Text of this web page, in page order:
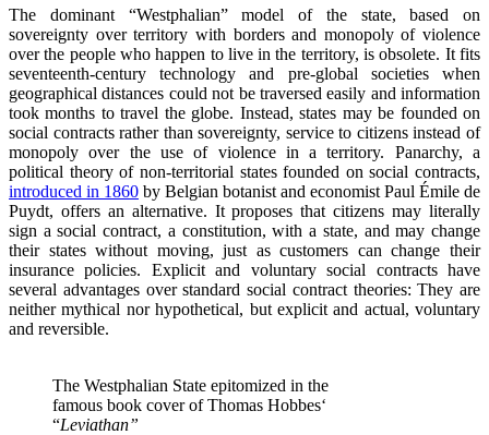
The dominant “Westphalian” model of the state, based on
sovereignty over territory with borders and monopoly of violence
over the people who happen to live in the territory, is obsolete. It fits
seventeenth-century technology and pre-global societies when
geographical distances could not be traversed easily and information
took months to travel the globe. Instead, states may be founded on
social contracts rather than sovereignty, service to citizens instead of
monopoly over the use of violence in a territory. Panarchy, a
political theory of non-territorial states founded on social contracts,
introduced in 1860 by Belgian botanist and economist Paul Émile de
Puydt, offers an alternative. It proposes that citizens may literally
sign a social contract, a constitution, with a state, and may change
their states without moving, just as customers can change their
insurance policies. Explicit and voluntary social contracts have
several advantages over standard social contract theories: They are
neither mythical nor hypothetical, but explicit and actual, voluntary
and reversible.
The Westphalian State epitomized in the
famous book cover of Thomas Hobbes‘
“Leviathan”